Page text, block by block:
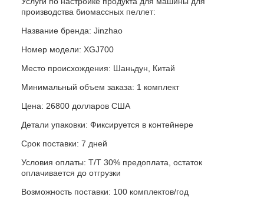
производства биомассных пеллет:
Название бренда: Jinzhao
Номер модели: XGJ700
Место происхождения: Шаньдун, Китай
Минимальный объем заказа: 1 комплект
Цена: 26800 долларов США
Детали упаковки: Фиксируется в контейнере
Срок поставки: 7 дней
Условия оплаты: T/T 30% предоплата, остаток
оплачивается до отгрузки
Возможность поставки: 100 комплектов/год